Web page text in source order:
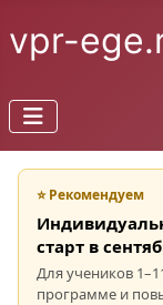
vpr-
⭐ Рекомендуем
старт в
Для учеников
программе и